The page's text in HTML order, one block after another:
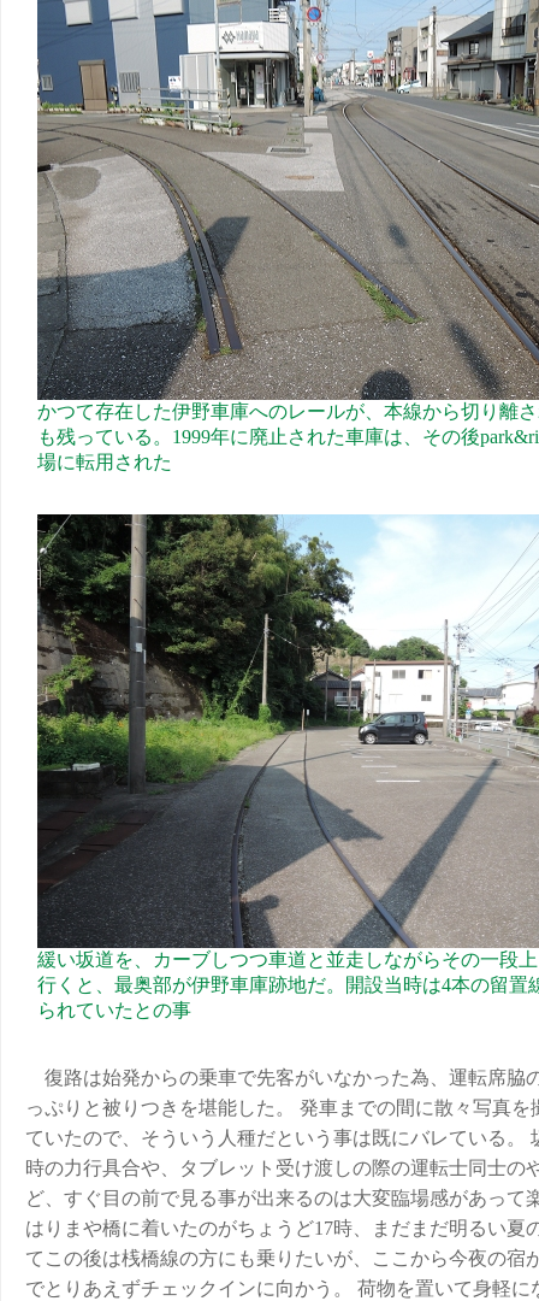
かつて存在した伊野車庫へのレールが、本線から切り離
も残っている。1999年に廃止された車庫は、その後
場に転用された
緩い坂道を、カーブしつつ車道と並走しながらその一段
行くと、最奥部が伊野車庫跡地だ。開設当時は4本の留置
られていたとの事
復路は始発からの乗車で先客がいなかった為、運転席脇
っぷりと被りつきを堪能した。 発車までの間に散々写真を
ていたので、そういう人種だという事は既にバレている。
時の力行具合や、タブレット受け渡しの際の運転士同士の
ど、すぐ目の前で見る事が出来るのは大変臨場感があって
はりまや橋に着いたのがちょうど17時、まだまだ明るい夏
てこの後は桟橋線の方にも乗りたいが、ここから今夜の宿
でとりあえずチェックインに向かう。 荷物を置いて身軽に